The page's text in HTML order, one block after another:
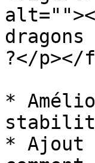
?</
*
* Ajout